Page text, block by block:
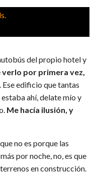
del propio hotel y
verlo por primera vez,
. Ese edificio que tantas
ahí, delate mío y
Me hacía ilusión, y
, que no es porque las
por noche, no, es que
en construcción.